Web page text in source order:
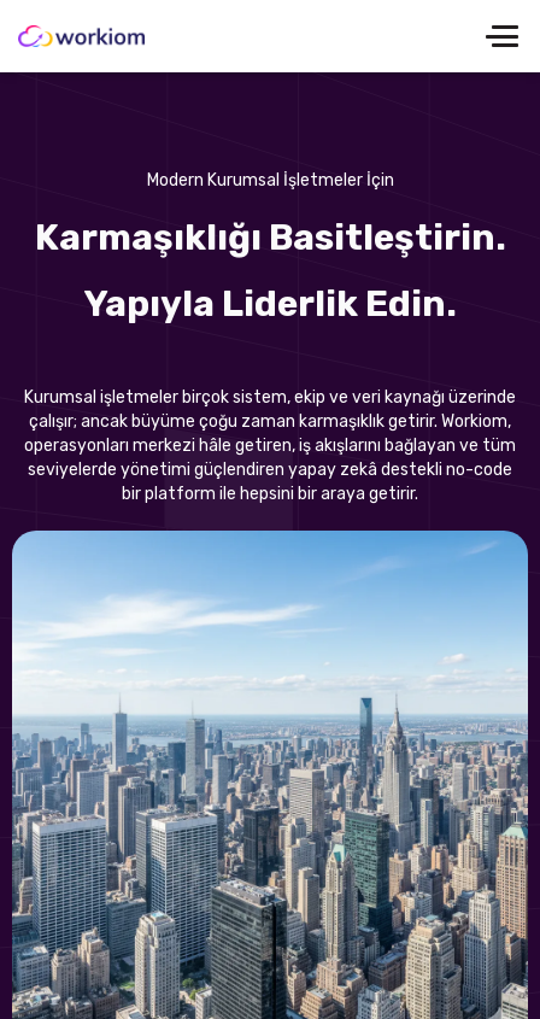
Modern Kurumsal İşletmeler İçin
Karmaşıklığı Basitleştirin.
Yapıyla Liderlik Edin.
Kurumsal işletmeler birçok sistem, ekip ve veri kaynağı üzerinde
çalışır; ancak büyüme çoğu zaman karmaşıklık getirir. Workiom,
operasyonları merkezi hâle getiren, iş akışlarını bağlayan ve tüm
seviyelerde yönetimi güçlendiren yapay zekâ destekli no-code
bir platform ile hepsini bir araya getirir.